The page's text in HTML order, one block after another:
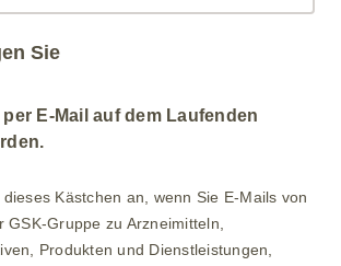
Sie
E-Mail auf dem Laufenden
Kästchen an, wenn Sie E-Mails von
GSK-Gruppe zu Arzneimitteln,
Produkten und Dienstleistungen,